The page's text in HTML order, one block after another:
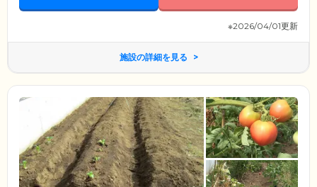
※2026/04/01更新
施設の詳細を見る